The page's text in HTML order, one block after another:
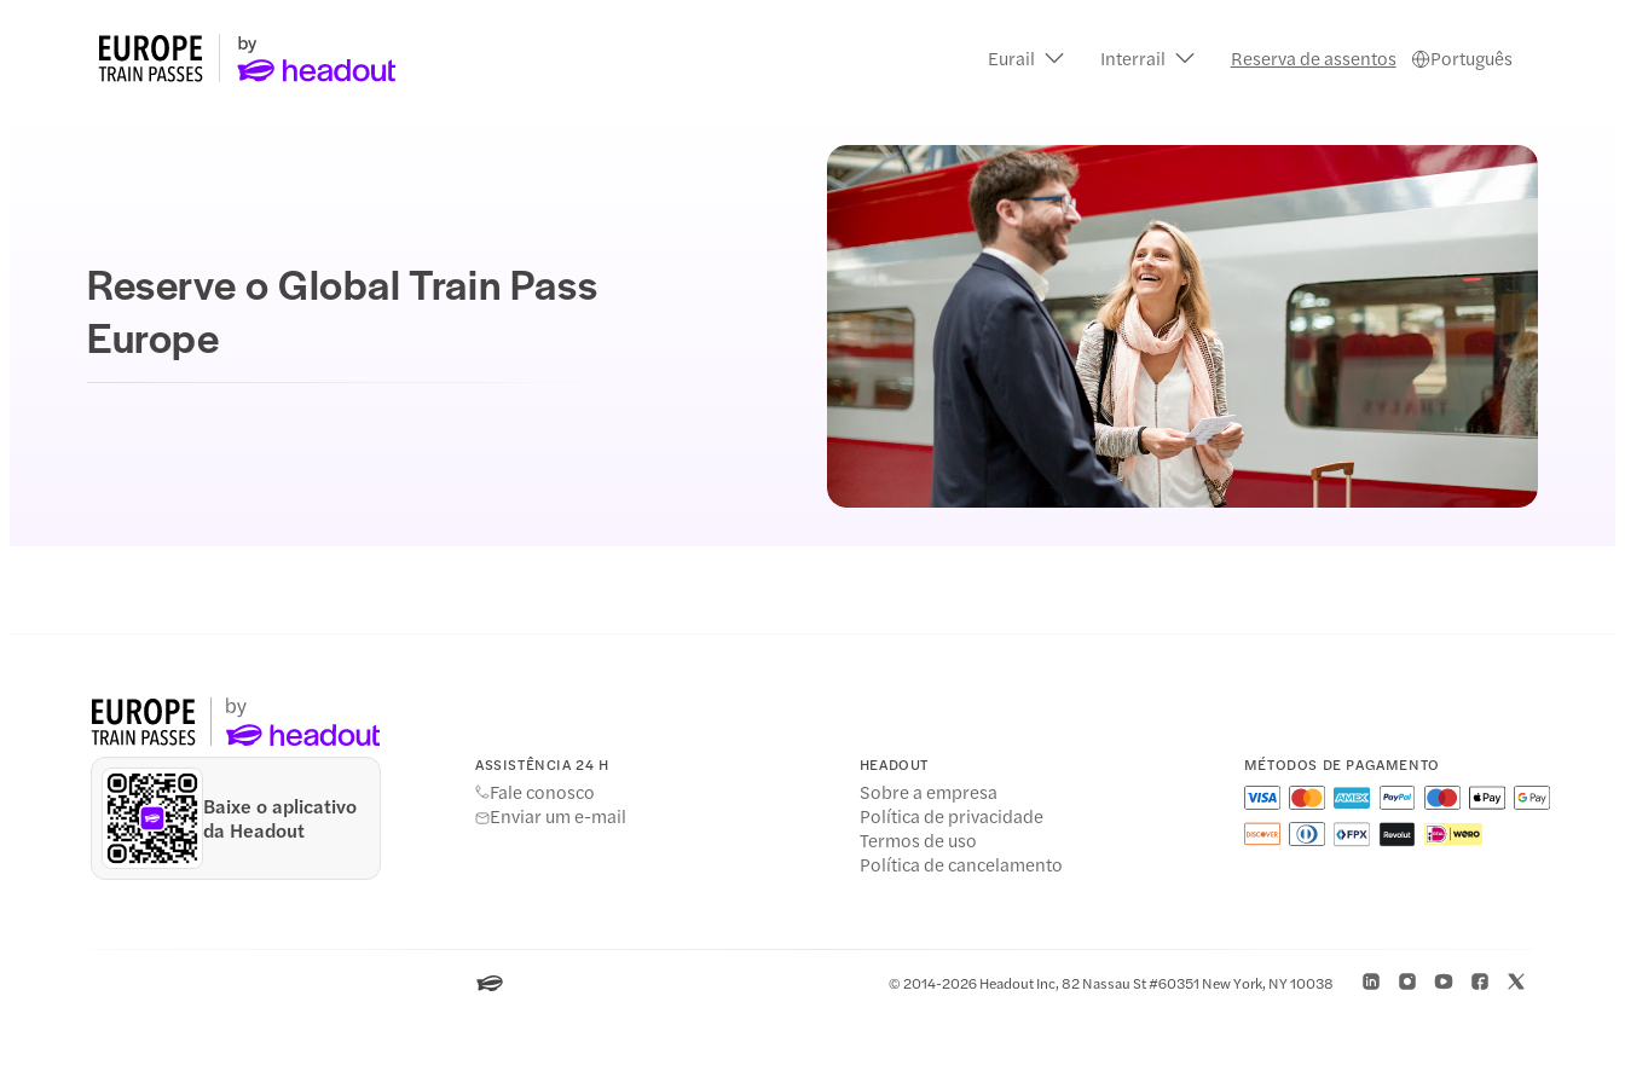
Eurail Interrail Reserva de assentos Português
Reserve o Global Train Pass
Europe
Baixe o aplicativo
da Headout
ASSISTÊNCIA 24 H
Fale conosco
Enviar um e-mail
HEADOUT
Sobre a empresa
Política de privacidade
Termos de uso
Política de cancelamento
MÉTODOS DE PAGAMENTO
© 2014-2026 Headout Inc, 82 Nassau St #60351 New York, NY 10038